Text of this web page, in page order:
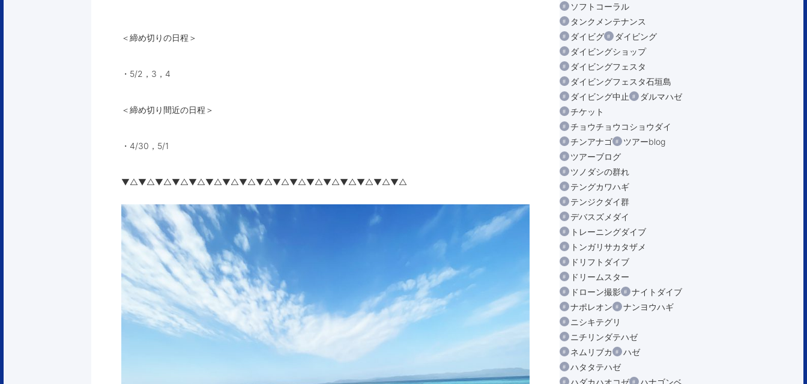
＜締め切りの日程＞
・5/2，3，4
＜締め切り間近の日程＞
・4/30，5/1
▼△▼△▼△▼△▼△▼△▼△▼△▼△▼△▼△▼△▼△▼△▼△▼△▼△
ソフトコーラル
タンクメンテナンス
ダイビグ
ダイビング
ダイビングショップ
ダイビングフェスタ
ダイビングフェスタ石垣島
ダイビング中止
ダルマハゼ
チケット
チョウチョウコショウダイ
チンアナゴ
ツアーblog
ツアーブログ
ツノダシの群れ
テングカワハギ
テンジクダイ群
デバスズメダイ
トレーニングダイブ
トンガリサカタザメ
ドリフトダイブ
ドリームスター
ドローン撮影
ナイトダイブ
ナポレオン
ナンヨウハギ
ニシキテグリ
ニチリンダテハゼ
ネムリブカ
ハゼ
ハタタテハゼ
ハダカハオコゼ
ハナゴンベ